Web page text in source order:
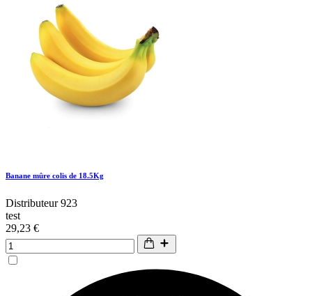
Banane mûre colis de 18.5Kg
Distributeur 923
test
29,23 €